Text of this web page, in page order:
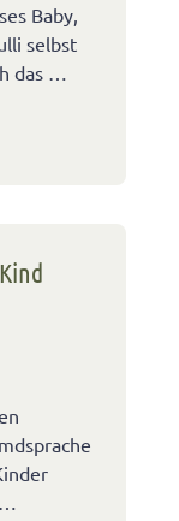
Baby,
selbst
das …
…